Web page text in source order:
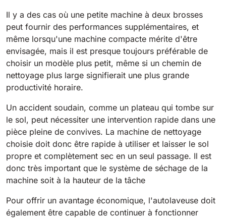
E110-D
1100 mm 8800 m²/h
E110-R
1100 mm 8800 m²/h
Il y a des cas où une petite machine à deux brosses
peut fournir des performances supplémentaires, et
même lorsqu'une machine compacte mérite d'être
envisagée, mais il est presque toujours préférable de
choisir un modèle plus petit, même si un chemin de
nettoyage plus large signifierait une plus grande
productivité horaire.
Un accident soudain, comme un plateau qui tombe sur
le sol, peut nécessiter une intervention rapide dans une
pièce pleine de convives. La machine de nettoyage
choisie doit donc être rapide à utiliser et laisser le sol
propre et complètement sec en un seul passage. Il est
donc très important que le système de séchage de la
machine soit à la hauteur de la tâche
Pour offrir un avantage économique, l'autolaveuse doit
également être capable de continuer à fonctionner